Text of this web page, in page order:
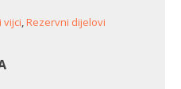
vijci,Rezervni dijelovi